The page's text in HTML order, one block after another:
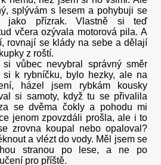
splývám s lesem a pohybuji se
jako přízrak. Vlastně si teď
včera ozývala motorová pila. A
rovnají se klády na sebe a dělají
z roští.
nevybral správný směr
si k rybníčku, bylo hezky, ale na
házel jsem rybkám kousky
si samoty, když tu se přivalila
se dvěma čokly a pohodu mi
jenom zpovzdáli prošla, ale i to
zrovna koupal nebo opaloval?
a vlézt do vody. Měl jsem se
stranou po lese, a ne po
pro příště.